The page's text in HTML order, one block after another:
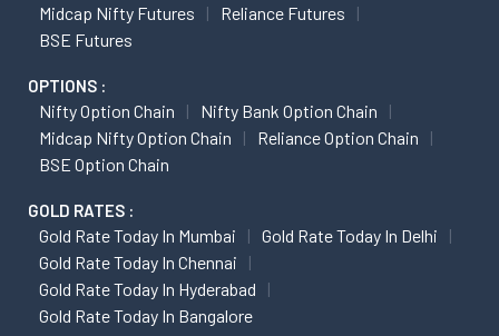
Midcap Nifty Futures
Reliance Futures
BSE Futures
OPTIONS :
Nifty Option Chain
Nifty Bank Option Chain
Midcap Nifty Option Chain
Reliance Option Chain
BSE Option Chain
GOLD RATES :
Gold Rate Today In Mumbai
Gold Rate Today In Delhi
Gold Rate Today In Chennai
Gold Rate Today In Hyderabad
Gold Rate Today In Bangalore